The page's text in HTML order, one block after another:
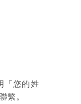
「您的姓
繫。